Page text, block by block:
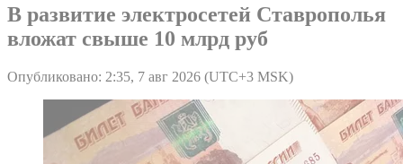
В развитие электросетей Ставрополья
вложат свыше 10 млрд руб
Опубликовано: 2:35, 7 авг 2026 (UTC+3 MSK)